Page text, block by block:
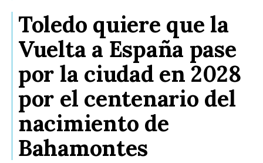
Toledo quiere que la
Vuelta a España pase
por la ciudad en 2028
por el centenario del
nacimiento de
Bahamontes